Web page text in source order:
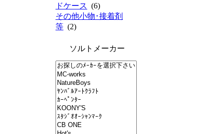
ドケース (6)
その他小物･接着剤
等 (2)
ソルトメーカー